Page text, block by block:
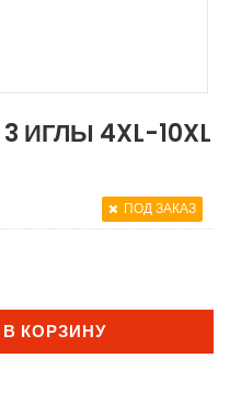
4XL-10XL
ПОД ЗАКАЗ
КОРЗИНУ